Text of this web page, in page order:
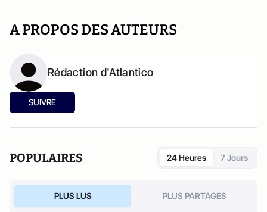
A PROPOS DES AUTEURS
Rédaction d'Atlantico
SUIVRE
POPULAIRES 24 Heures 7 Jours
PLUS LUS PLUS PARTAGES